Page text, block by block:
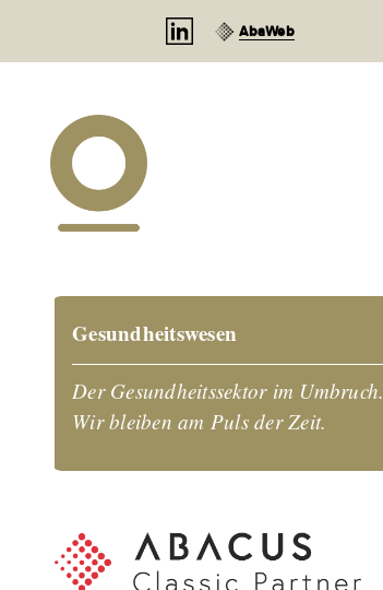
AbaWeb
Gesundheitswesen
Der Gesundheitssektor im Umbruch.
Wir bleiben am Puls der Zeit.